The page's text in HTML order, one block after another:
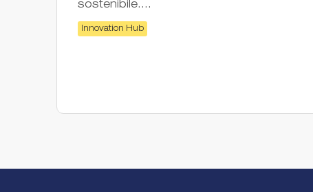
sostenibile....
Innovation Hub